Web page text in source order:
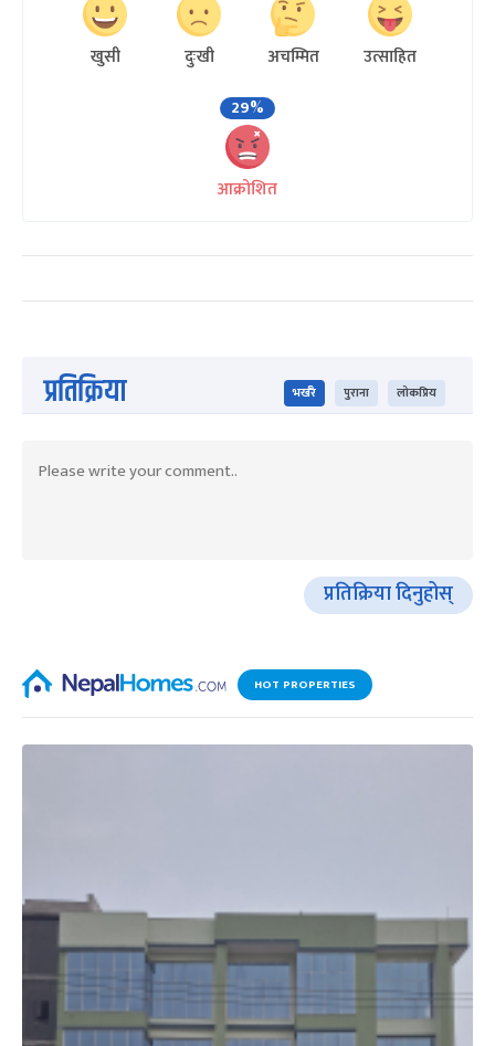
खुसी दुःखी अचम्मित
उत्साहित
29%
आक्रोशित
प्रतिक्रिया भर्खरै पुराना लोकप्रिय
प्रतिक्रिया दिनुहोस्
HOT PROPERTIES